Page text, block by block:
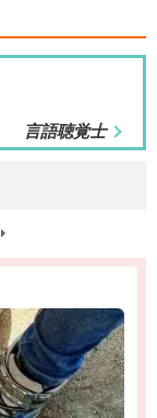
言語聴覚士